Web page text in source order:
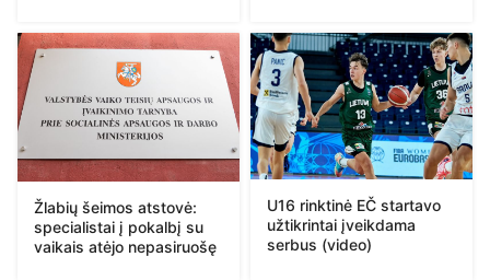
Žlabių šeimos atstovė:
specialistai į pokalbį su
vaikais atėjo nepasiruošę
U16 rinktinė EČ startavo
užtikrintai įveikdama
serbus (video)